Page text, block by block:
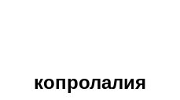
копролалия